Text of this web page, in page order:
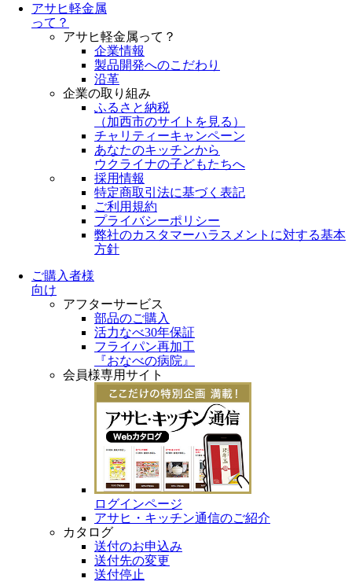
アサヒ軽金属
って？
アサヒ軽金属って？
企業情報
製品開発へのこだわり
沿革
企業の取り組み
ふるさと納税
（加西市のサイトを見る ）
チャリティーキャンペーン
あなたのキッチンから
ウクライナの子どもたちへ
採用情報
特定商取引法に基づく表記
ご利用規約
プライバシーポリシー
弊社のカスタマーハラスメントに対する基本
方針
ご購入者様
向け
アフターサービス
部品のご購入
活力なべ30年保証
フライパン再加工
『おなべの病院』
会員様専用サイト
ログインページ
アサヒ・キッチン通信のご紹介
カタログ
送付のお申込み
送付先の変更
送付停止